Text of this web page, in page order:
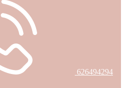
626494294